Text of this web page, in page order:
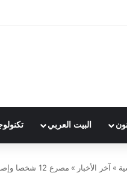
البيت العربي
» آخر الأخبار » مصرع 12 شخصا وإصابة آخرين بحريق بدار للمسنين في سريلانكا